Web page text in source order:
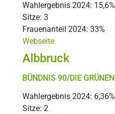
Wahlergebnis 2024: 15,6%
Sitze: 3
Frauenanteil 2024: 33%
Webseite
Albbruck
BÜNDNIS 90/DIE GRÜNEN
Wahlergebnis 2024: 6,36%
Sitze: 2